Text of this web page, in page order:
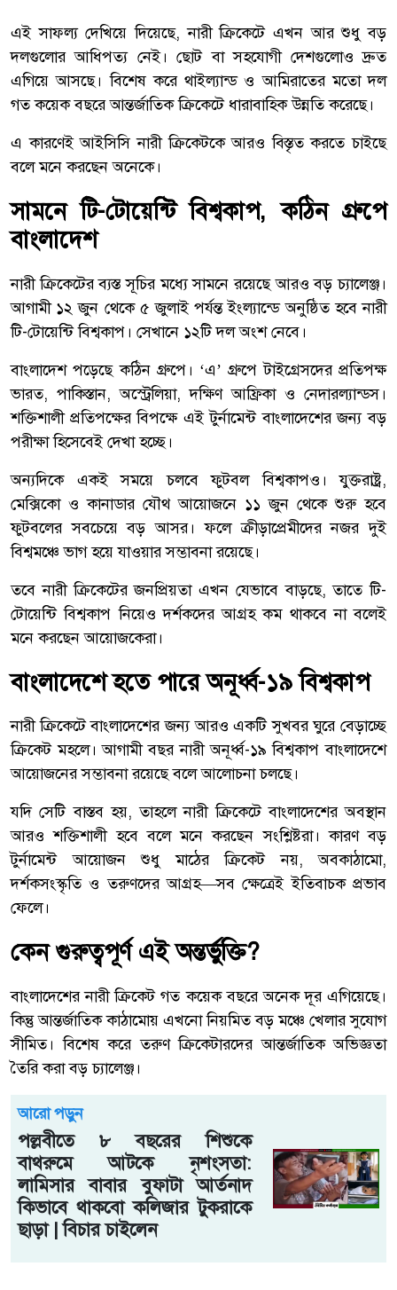
এই সাফল্য দেখিয়ে দিয়েছে, নারী ক্রিকেটে এখন আর শুধু বড়
দলগুলোর আধিপত্য নেই। ছোট বা সহযোগী দেশগুলোও দ্রুত
এগিয়ে আসছে। বিশেষ করে থাইল্যান্ড ও আমিরাতের মতো দল
গত কয়েক বছরে আন্তর্জাতিক ক্রিকেটে ধারাবাহিক উন্নতি করেছে।
এ কারণেই আইসিসি নারী ক্রিকেটকে আরও বিস্তৃত করতে চাইছে
বলে মনে করছেন অনেকে।
সামনে টি-টোয়েন্টি বিশ্বকাপ, কঠিন গ্রুপে
বাংলাদেশ
নারী ক্রিকেটের ব্যস্ত সূচির মধ্যে সামনে রয়েছে আরও বড় চ্যালেঞ্জ।
আগামী ১২ জুন থেকে ৫ জুলাই পর্যন্ত ইংল্যান্ডে অনুষ্ঠিত হবে নারী
টি-টোয়েন্টি বিশ্বকাপ। সেখানে ১২টি দল অংশ নেবে।
বাংলাদেশ পড়েছে কঠিন গ্রুপে। ‘এ’ গ্রুপে টাইগ্রেসদের প্রতিপক্ষ
ভারত, পাকিস্তান, অস্ট্রেলিয়া, দক্ষিণ আফ্রিকা ও নেদারল্যান্ডস।
শক্তিশালী প্রতিপক্ষের বিপক্ষে এই টুর্নামেন্ট বাংলাদেশের জন্য বড়
পরীক্ষা হিসেবেই দেখা হচ্ছে।
অন্যদিকে একই সময়ে চলবে ফুটবল বিশ্বকাপও। যুক্তরাষ্ট্র,
মেক্সিকো ও কানাডার যৌথ আয়োজনে ১১ জুন থেকে শুরু হবে
ফুটবলের সবচেয়ে বড় আসর। ফলে ক্রীড়াপ্রেমীদের নজর দুই
বিশ্বমঞ্চে ভাগ হয়ে যাওয়ার সম্ভাবনা রয়েছে।
তবে নারী ক্রিকেটের জনপ্রিয়তা এখন যেভাবে বাড়ছে, তাতে টি-
টোয়েন্টি বিশ্বকাপ নিয়েও দর্শকদের আগ্রহ কম থাকবে না বলেই
মনে করছেন আয়োজকেরা।
বাংলাদেশে হতে পারে অনূর্ধ্ব-১৯ বিশ্বকাপ
নারী ক্রিকেটে বাংলাদেশের জন্য আরও একটি সুখবর ঘুরে বেড়াচ্ছে
ক্রিকেট মহলে। আগামী বছর নারী অনূর্ধ্ব-১৯ বিশ্বকাপ বাংলাদেশে
আয়োজনের সম্ভাবনা রয়েছে বলে আলোচনা চলছে।
যদি সেটি বাস্তব হয়, তাহলে নারী ক্রিকেটে বাংলাদেশের অবস্থান
আরও শক্তিশালী হবে বলে মনে করছেন সংশ্লিষ্টরা। কারণ বড়
টুর্নামেন্ট আয়োজন শুধু মাঠের ক্রিকেট নয়, অবকাঠামো,
দর্শকসংস্কৃতি ও তরুণদের আগ্রহ—সব ক্ষেত্রেই ইতিবাচক প্রভাব
ফেলে।
কেন গুরুত্বপূর্ণ এই অন্তর্ভুক্তি?
বাংলাদেশের নারী ক্রিকেট গত কয়েক বছরে অনেক দূর এগিয়েছে।
কিন্তু আন্তর্জাতিক কাঠামোয় এখনো নিয়মিত বড় মঞ্চে খেলার সুযোগ
সীমিত। বিশেষ করে তরুণ ক্রিকেটারদের আন্তর্জাতিক অভিজ্ঞতা
তৈরি করা বড় চ্যালেঞ্জ।
আরো পড়ুন
পল্লবীতে ৮ বছরের শিশুকে
বাথরুমে আটকে নৃশংসতা:
লামিসার বাবার বুফাটা আর্তনাদ
কিভাবে থাকবো কলিজার টুকরাকে
ছাড়া | বিচার চাইলেন